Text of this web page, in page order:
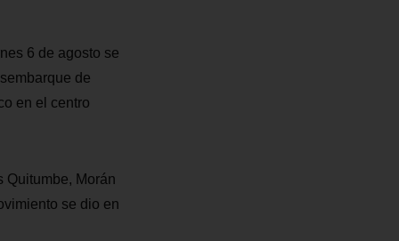
6 de agosto se
de
en el centro
Quitumbe, Morán
se dio en